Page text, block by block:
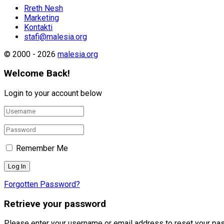
Rreth Nesh
Marketing
Kontakti
stafi@malesia.org
© 2000 - 2026 malesia.org
Welcome Back!
Login to your account below
Remember Me
Forgotten Password?
Retrieve your password